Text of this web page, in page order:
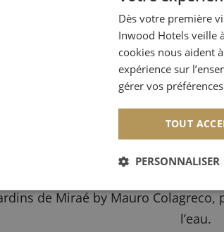
De 8h00 à 13h00 | 155€ /
Réserver votre
Lunch &
de Miraé by Mauro
l’eau.
Dès votre première
Inwood Hotels veille
cookies nous aident
expérience sur
gérer vos
TOUT
PERSONNALISER